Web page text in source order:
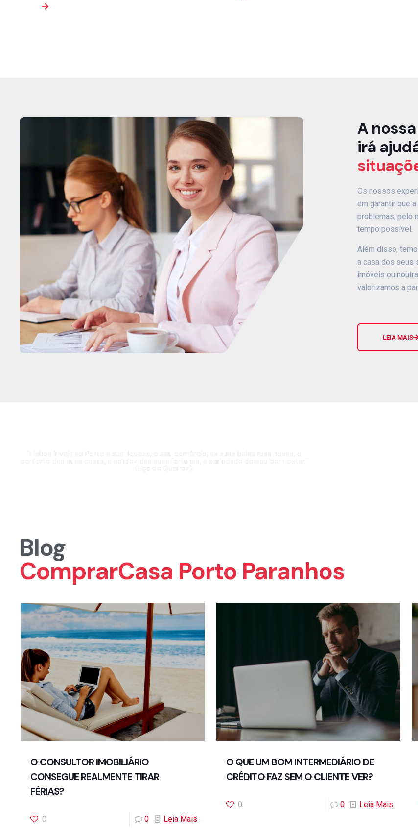
A
irá
Os nossos
em garantir que
problemas, pelo
tempo possível.
Além disso,
a casa dos seus
imóveis ou
valorizamos a
LEIA MAIS
Blog
ComprarCasa Porto Paranhos
O CONSULTOR IMOBILIÁRIO
CONSEGUE REALMENTE TIRAR
FÉRIAS?
0 0 Leia Mais
O QUE UM BOM INTERMEDIÁRIO DE
CRÉDITO FAZ SEM O CLIENTE VER?
0 0 Leia Mais